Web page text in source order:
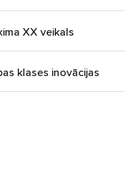
XX veikals
klases inovācijas